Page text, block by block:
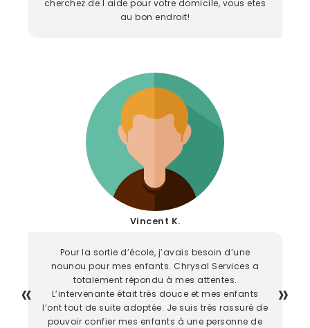
cherchez de l aide pour votre domicile, vous etes
au bon endroit!
Vincent K.
Pour la sortie d’école, j’avais besoin d’une
nounou pour mes enfants. Chrysal Services a
totalement répondu à mes attentes.
L’intervenante était très douce et mes enfants
l’ont tout de suite adoptée. Je suis très rassuré de
pouvoir confier mes enfants à une personne de